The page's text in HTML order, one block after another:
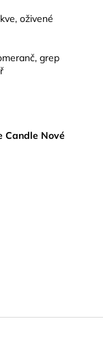
oživené
grep
Candle Nové